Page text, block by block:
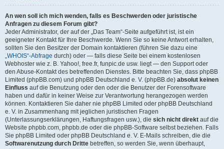
An wen soll ich mich wenden, falls es Beschwerden oder juristische
Anfragen zu diesem Forum gibt?
Jeder Administrator, der auf der „Das Team“-Seite aufgeführt ist, ist ein
geeigneter Kontakt für Ihre Beschwerde. Wenn Sie so keine Antwort erhalten,
sollten Sie den Besitzer der Domain kontaktieren (führen Sie dazu eine
„WHOIS“-Abfrage durch) oder — falls diese Seite bei einem kostenlosen
Webhoster wie z. B. Yahoo!, free.fr, funpic.de usw. liegt — den Support oder
den Abuse-Kontakt des betreffenden Dienstes. Bitte beachten Sie, dass phpBB
Limited (phpBB.com) und phpBB Deutschland e. V. (phpBB.de) absolut keinen
Einfluss auf die Benutzung oder den oder die Benutzer der Forensoftware
haben und dafür in keiner Weise zur Verantwortung herangezogen werden
können. Kontaktieren Sie daher nie phpBB Limited oder phpBB Deutschland
e. V. in Zusammenhang mit jeglichen juristischen Fragen
(Unterlassungserklärungen, Haftungsfragen usw.), die sich nicht direkt auf die
Website phpbb.com, phpbb.de oder die phpBB-Software selbst beziehen. Falls
Sie phpBB Limited oder phpBB Deutschland e. V. E-Mails schreiben, die die
Softwarenutzung durch Dritte betreffen, so werden Sie, wenn überhaupt,